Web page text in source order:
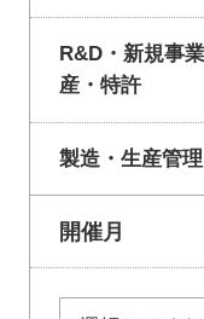
R&D・新規事
産・特許
製造・生産管
開催月